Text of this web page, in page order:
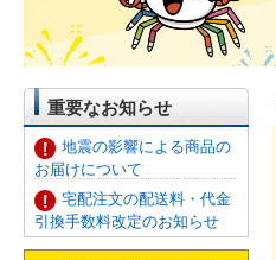
重要なお知らせ
地震の影響による商品の
お届けについて
宅配注文の配送料・代金
引換手数料改定のお知らせ